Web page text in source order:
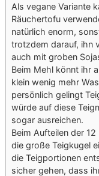
Als vegane Variante
Räuchertofu
natürlich enorm,
trotzdem darauf, ihn
auch mit groben
Beim Mehl könnt ihr
klein wenig mehr
persönlich gelingt
würde auf diese
sogar ausreichen.
Beim Aufteilen der
die große Teigkugel
die Teigportionen
sicher gehen, dass